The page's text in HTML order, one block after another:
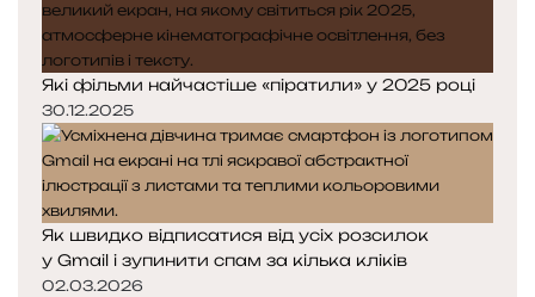
а
а
Які фільми найчастіше «піратили» у 2025 році
30.12.2025
Як швидко відписатися від усіх розсилок
у Gmail і зупинити спам за кілька кліків
02.03.2026